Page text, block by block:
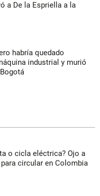
a De la Espriella a la
habría quedado
industrial y murió
o cicla eléctrica? Ojo a
circular en Colombia